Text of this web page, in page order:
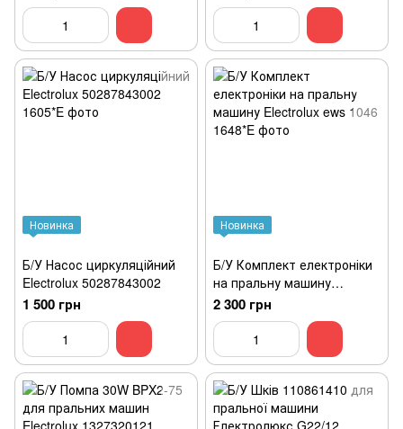
Новинка
Б/У Насос циркуляційний
Electrolux 50287843002
1 500 грн
Новинка
Б/У Комплект електроніки
на пральну машину
Electrolux ews 1046
2 300 грн